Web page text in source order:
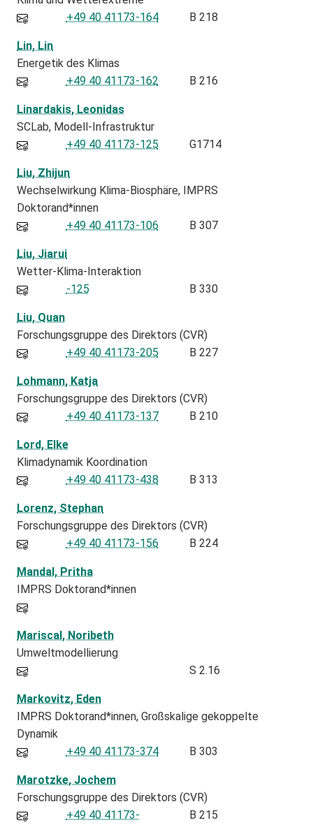
+49 40 41173-164
B 218
Lin, Lin
Energetik des Klimas
+49 40 41173-162
B 216
Linardakis, Leonidas
SCLab Modell-Infrastruktur
+49 40 41173-125
G1714
Liu, Zhijun
Wechselwirkung Klima-Biosphäre IMPRS
Doktorand*innen
+49 40 41173-106
B 307
Liu, Jiarui
Wetter-Klima-Interaktion
-125
B 330
Liu, Quan
Forschungsgruppe des Direktors (CVR)
+49 40 41173-205
B 227
Lohmann, Katja
Forschungsgruppe des Direktors (CVR)
+49 40 41173-137
B 210
Lord, Elke
Klimadynamik Koordination
+49 40 41173-438
B 313
Lorenz, Stephan
Forschungsgruppe des Direktors (CVR)
+49 40 41173-156
B 224
Mandal, Pritha
IMPRS Doktorand*innen
Mariscal, Noribeth
Umweltmodellierung
S 2.16
Markovitz, Eden
IMPRS Doktorand*innen Großskalige gekoppelte
Dynamik
+49 40 41173-374
B 303
Marotzke, Jochem
Forschungsgruppe des Direktors (CVR)
+49 40 41173-
B 215